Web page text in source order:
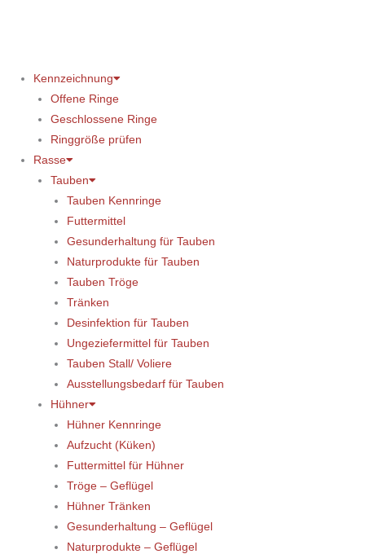
Kennzeichnung
Offene Ringe
Geschlossene Ringe
Ringgröße prüfen
Rasse
Tauben
Tauben Kennringe
Futtermittel
Gesunderhaltung für Tauben
Naturprodukte für Tauben
Tauben Tröge
Tränken
Desinfektion für Tauben
Ungeziefermittel für Tauben
Tauben Stall/ Voliere
Ausstellungsbedarf für Tauben
Hühner
Hühner Kennringe
Aufzucht (Küken)
Futtermittel für Hühner
Tröge – Geflügel
Hühner Tränken
Gesunderhaltung – Geflügel
Naturprodukte – Geflügel